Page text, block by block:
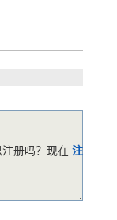
册吗？现在 注